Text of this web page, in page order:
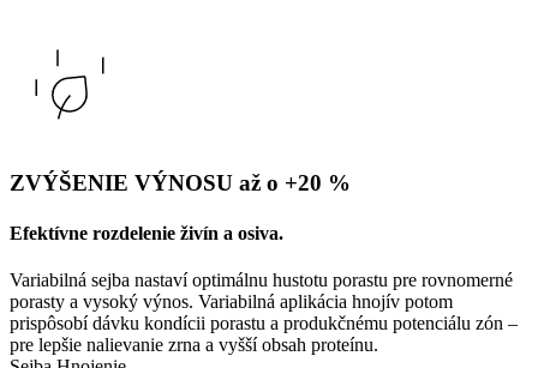
ZVÝŠENIE VÝNOSU až o +20 %
Efektívne rozdelenie živín a osiva.
Variabilná sejba nastaví optimálnu hustotu porastu pre rovnomerné
porasty a vysoký výnos. Variabilná aplikácia hnojív potom
prispôsobí dávku kondícii porastu a produkčnému potenciálu zón –
pre lepšie nalievanie zrna a vyšší obsah proteínu.